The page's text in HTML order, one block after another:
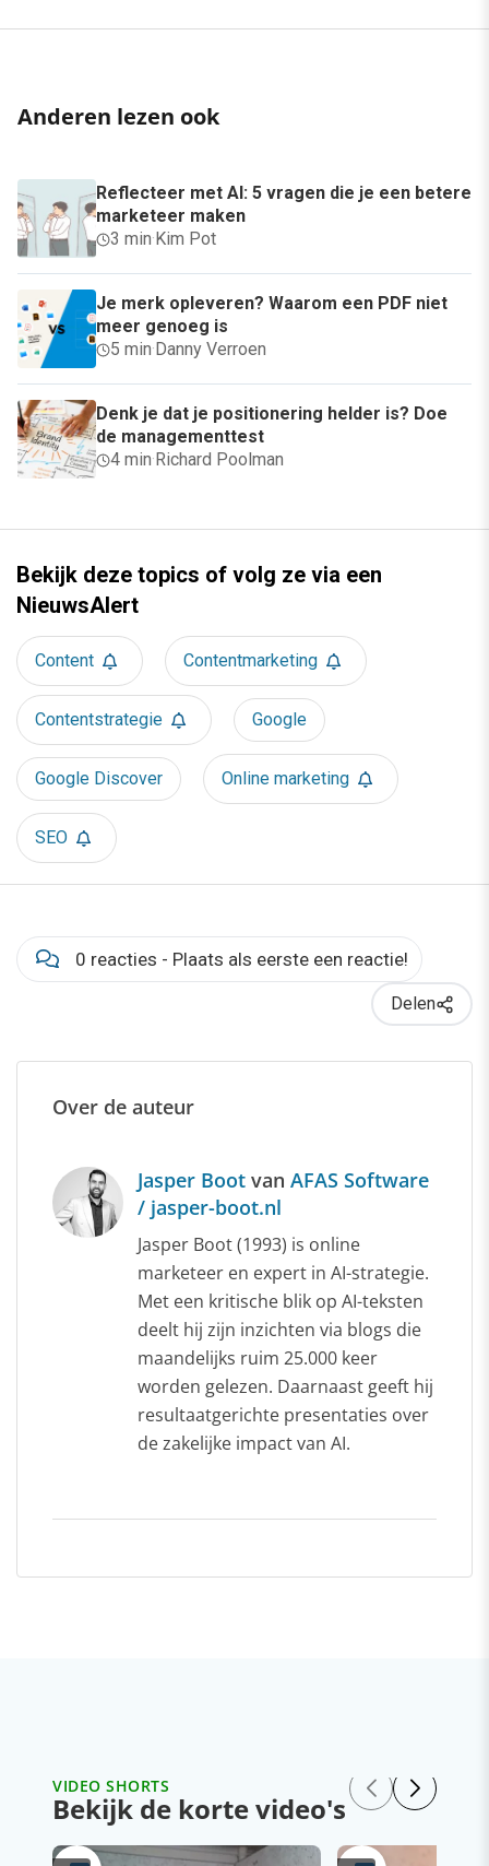
Anderen lezen ook
Reflecteer met AI: 5 vragen die je een betere
marketeer maken
3 min· Kim Pot
Je merk opleveren? Waarom een PDF niet
meer genoeg is
5 min· Danny Verroen
Denk je dat je positionering helder is? Doe
de managementtest
4 min· Richard Poolman
Bekijk deze topics of volg ze via een
NieuwsAlert
Content Contentmarketing
Contentstrategie Google
Google Discover Online marketing
SEO
0 reacties - Plaats als eerste een reactie!
Delen
Over de auteur
Jasper Boot van AFAS Software
/ jasper-boot.nl
Jasper Boot (1993) is online
marketeer en expert in AI-strategie.
Met een kritische blik op AI-teksten
deelt hij zijn inzichten via blogs die
maandelijks ruim 25.000 keer
worden gelezen. Daarnaast geeft hij
resultaatgerichte presentaties over
de zakelijke impact van AI.
VIDEO SHORTS
Bekijk de korte video's